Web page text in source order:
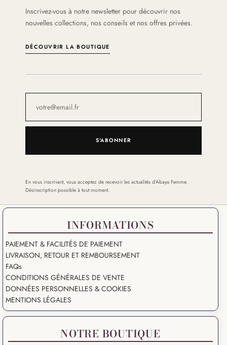
Inscrivez-vous à notre newsletter pour découvrir nos
nouvelles collections, nos conseils et nos offres privées.
DÉCOUVRIR LA BOUTIQUE
S'ABONNER
En vous inscrivant, vous acceptez de recevoir les actualités d’Abaya Femme.
Désinscription possible à tout moment.
INFORMATIONS
PAIEMENT & FACILITÉS DE PAIEMENT
LIVRAISON, RETOUR ET REMBOURSEMENT
FAQs
CONDITIONS GÉNÉRALES DE VENTE
DONNÉES PERSONNELLES & COOKIES
MENTIONS LÉGALES
NOTRE BOUTIQUE